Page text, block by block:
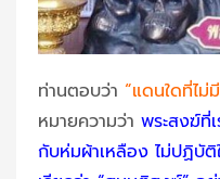
ท่านตอบว่า “แดนใดที่ไม่
หมายความว่า พระสงฆ์ที่
กับห่มผ้าเหลือง ไม่ปฏิบั